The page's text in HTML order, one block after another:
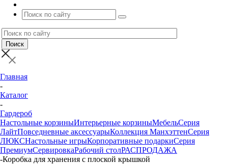
Главная
-
Каталог
-
Гардероб
Настольные корзиныИнтерьерные корзиныМебельСерия
ЛайтПовседневные аксессуарыКоллекция МанхэттенСерия
ЛЮКСНастольные игрыКорпоративные подаркиСерия
ПремиумСервировкаРабочий столРАСПРОДАЖА
-Коробка для хранения с плоской крышкой